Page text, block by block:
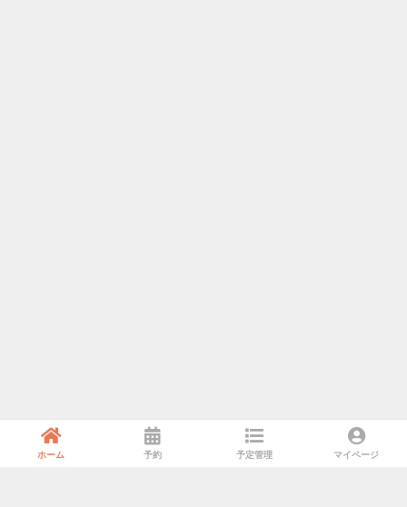
ホーム 予約 予定管理 マイページ